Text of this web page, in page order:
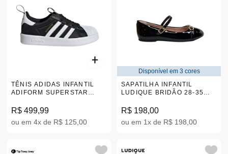
TÊNIS ADIDAS INFANTIL
ADIFORM SUPERSTAR
R$ 499,99
ou em 4x de R$ 125,00
Disponível em 3 cores
SAPATILHA INFANTIL
LUDIQUE BRIDÃO 28-35
R$ 198,00
ou em 1x de R$ 198,00